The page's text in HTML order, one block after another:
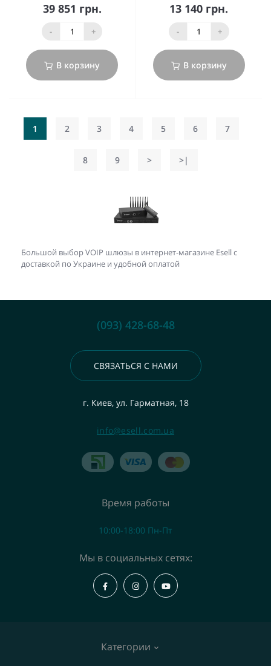
39 851 грн.
- +
В корзину
13 140 грн.
- +
В корзину
1 2 3 4 5 6 7
8 9 > >|
Большой выбор VOIP шлюзы в интернет-магазине Esell с
доставкой по Украине и удобной оплатой
(093) 428-68-48
СВЯЗАТЬСЯ С НАМИ
г. Киев, ул. Гарматная, 18
info@esell.com.ua
Категории
Время работы
10:00-18:00 Пн-Пт
Мы в социальных сетях: